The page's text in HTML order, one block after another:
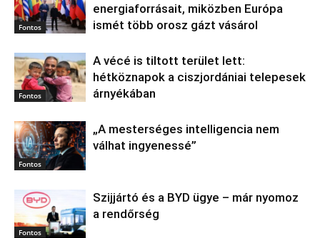
Fontos
energiaforrásait, miközben Európa
ismét több orosz gázt vásárol
Fontos
A vécé is tiltott terület lett:
hétköznapok a ciszjordániai telepesek
árnyékában
Fontos
„A mesterséges intelligencia nem
válhat ingyenessé”
Fontos
Szijjártó és a BYD ügye – már nyomoz
a rendőrség